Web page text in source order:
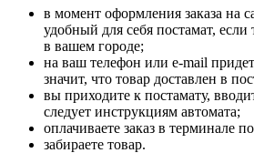
в момент оформления заказа на
удобный для себя постамат, если
в вашем городе;
на ваш телефон или e-mail
значит, что товар доставлен в
вы приходите к постамату,
следует инструкциям автомата;
оплачиваете заказ в терминале
забираете товар.